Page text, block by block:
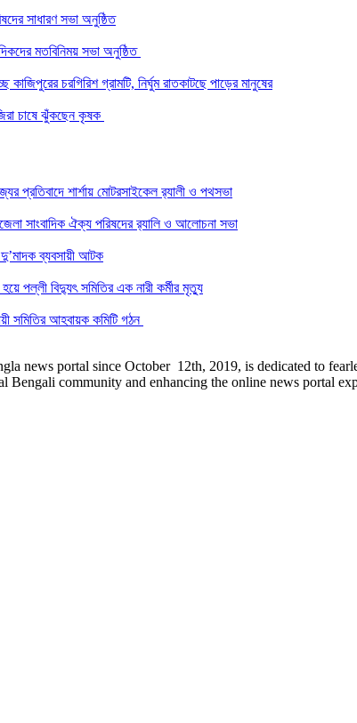
সাধারণ সভা অনুষ্ঠিত
মতবিনিময় সভা অনুষ্ঠিত
কাজিপুরের চরগিরিশ গ্রামটি, নির্ঘুম রাতকাটছে পাড়ের মানুষের
চাষে ঝুঁকছেন কৃষক
প্রতিবাদে শার্শায় মোটরসাইকেল র‍্যালী ও পথসভা
সাংবাদিক ঐক্য পরিষদের র‍্যালি ও আলোচনা সভা
ব্যবসায়ী আটক
হয়ে পল্লী বিদ্যুৎ সমিতির এক নারী কর্মীর মৃত্যু
সমিতির আহবায়ক কমিটি গঠন
news portal since October 12th, 2019, is dedicated to
Bengali community and enhancing the online news portal